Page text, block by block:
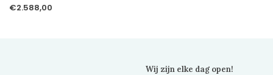
€2.588,00
Wij zijn elke dag open!